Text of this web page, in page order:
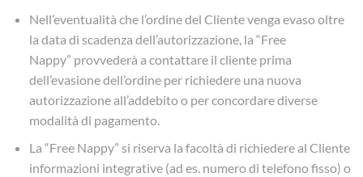
Nell’eventualità che l’ordine del Cliente venga evaso oltre
la data di scadenza dell’autorizzazione, la “Free
Nappy” provvederà a contattare il cliente prima
dell’evasione dell’ordine per richiedere una nuova
autorizzazione all’addebito o per concordare diverse
modalità di pagamento.
La “Free Nappy” si riserva la facoltà di richiedere al Cliente
informazioni integrative (ad es. numero di telefono fisso) o